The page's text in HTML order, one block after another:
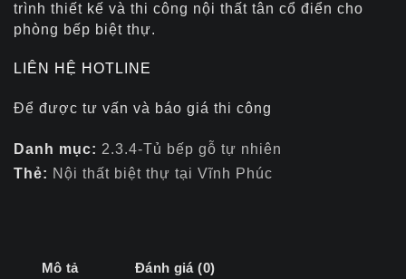
trình thiết kế và thi công nội thất tân cổ điển cho
phòng bếp biệt thự.
LIÊN HỆ HOTLINE
Để được tư vấn và báo giá thi công
Danh mục: 2.3.4-Tủ bếp gỗ tự nhiên
Thẻ: Nội thất biệt thự tại Vĩnh Phúc
Mô tả Đánh giá (0)